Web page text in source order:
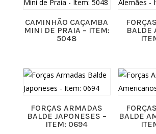
CAMINHÃO CAÇAMBA
MINI DE PRAIA – ITEM:
5048
BALDE
FORÇAS ARMADAS
BALDE JAPONESES –
ITEM: 0694
BALDE